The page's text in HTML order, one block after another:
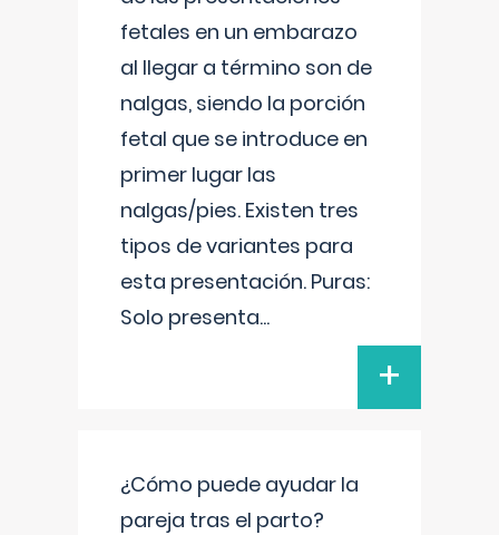
fetales en un embarazo
al llegar a término son de
nalgas, siendo la porción
fetal que se introduce en
primer lugar las
nalgas/pies. Existen tres
tipos de variantes para
esta presentación. Puras:
Solo presenta...
+
¿Cómo puede ayudar la
pareja tras el parto?